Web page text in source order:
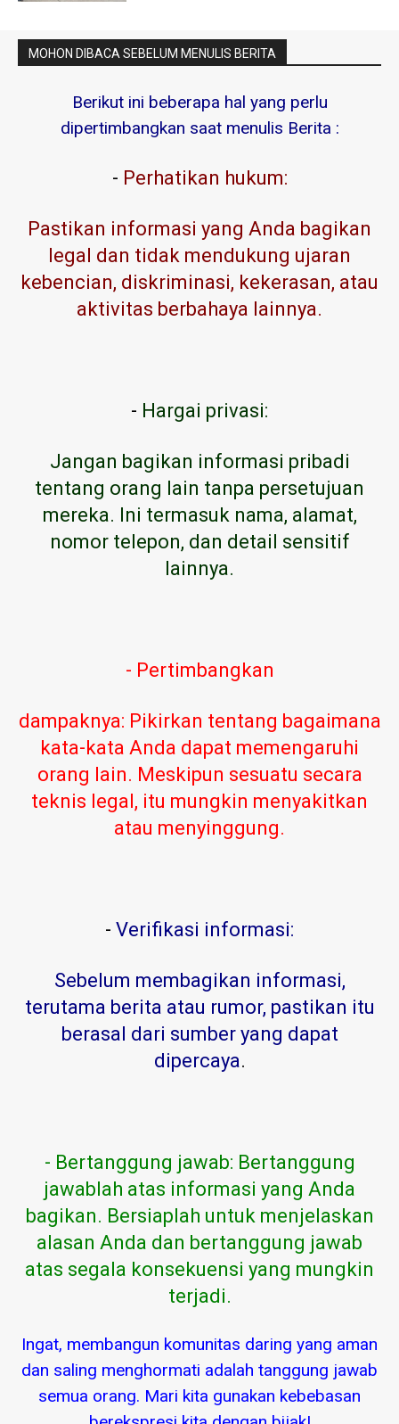
MOHON DIBACA SEBELUM MENULIS BERITA
Berikut ini beberapa hal yang perlu
dipertimbangkan saat menulis Berita :
- Perhatikan hukum:
Pastikan informasi yang Anda bagikan
legal dan tidak mendukung ujaran
kebencian, diskriminasi, kekerasan, atau
aktivitas berbahaya lainnya.
- Hargai privasi:
Jangan bagikan informasi pribadi
tentang orang lain tanpa persetujuan
mereka. Ini termasuk nama, alamat,
nomor telepon, dan detail sensitif
lainnya.
- Pertimbangkan
dampaknya: Pikirkan tentang bagaimana
kata-kata Anda dapat memengaruhi
orang lain. Meskipun sesuatu secara
teknis legal, itu mungkin menyakitkan
atau menyinggung.
- Verifikasi informasi:
Sebelum membagikan informasi,
terutama berita atau rumor, pastikan itu
berasal dari sumber yang dapat
dipercaya.
- Bertanggung jawab: Bertanggung
jawablah atas informasi yang Anda
bagikan. Bersiaplah untuk menjelaskan
alasan Anda dan bertanggung jawab
atas segala konsekuensi yang mungkin
terjadi.
Ingat, membangun komunitas daring yang aman
dan saling menghormati adalah tanggung jawab
semua orang. Mari kita gunakan kebebasan